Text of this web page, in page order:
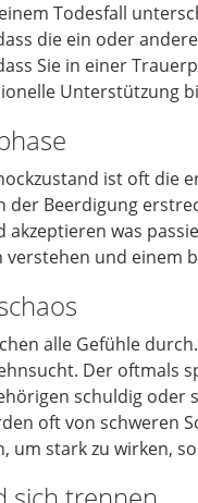
Todesfall
die ein oder
Sie in einer
Unterstützung
ist oft die
der Beerdigung
was
verstehen und einem
alle Gefühle
Der oftmals
schuldig oder
oft von schweren
um stark zu wirken,